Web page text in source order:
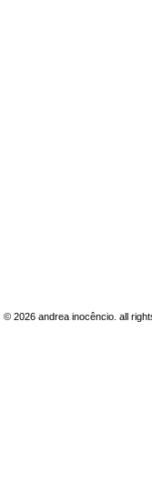
© 2026 andrea inocêncio. all